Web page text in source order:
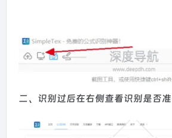
二、识别过后在右侧查看识别是否